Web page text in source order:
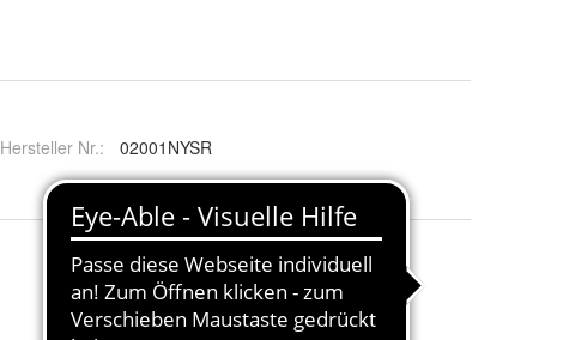
Hersteller Nr.: 02001NYSR